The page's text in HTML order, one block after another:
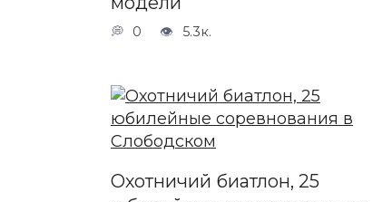
0 5.3к.
Охотничий биатлон, 25